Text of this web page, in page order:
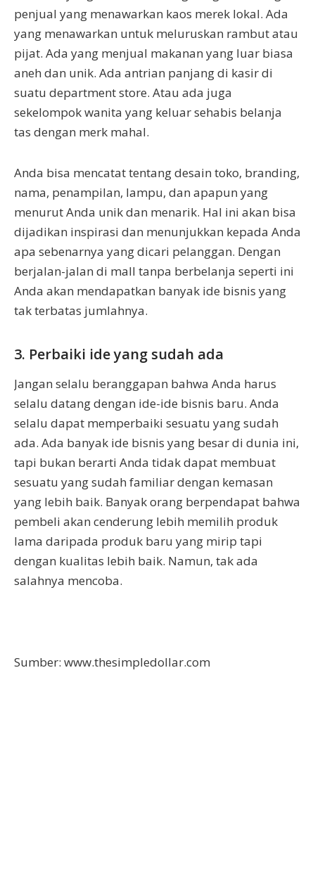
penjual yang menawarkan kaos merek lokal. Ada
yang menawarkan untuk meluruskan rambut atau
pijat. Ada yang menjual makanan yang luar biasa
aneh dan unik. Ada antrian panjang di kasir di
suatu department store. Atau ada juga
sekelompok wanita yang keluar sehabis belanja
tas dengan merk mahal.
Anda bisa mencatat tentang desain toko, branding,
nama, penampilan, lampu, dan apapun yang
menurut Anda unik dan menarik. Hal ini akan bisa
dijadikan inspirasi dan menunjukkan kepada Anda
apa sebenarnya yang dicari pelanggan. Dengan
berjalan-jalan di mall tanpa berbelanja seperti ini
Anda akan mendapatkan banyak ide bisnis yang
tak terbatas jumlahnya.
3. Perbaiki ide yang sudah ada
Jangan selalu beranggapan bahwa Anda harus
selalu datang dengan ide-ide bisnis baru. Anda
selalu dapat memperbaiki sesuatu yang sudah
ada. Ada banyak ide bisnis yang besar di dunia ini,
tapi bukan berarti Anda tidak dapat membuat
sesuatu yang sudah familiar dengan kemasan
yang lebih baik. Banyak orang berpendapat bahwa
pembeli akan cenderung lebih memilih produk
lama daripada produk baru yang mirip tapi
dengan kualitas lebih baik. Namun, tak ada
salahnya mencoba.
Sumber: www.thesimpledollar.com